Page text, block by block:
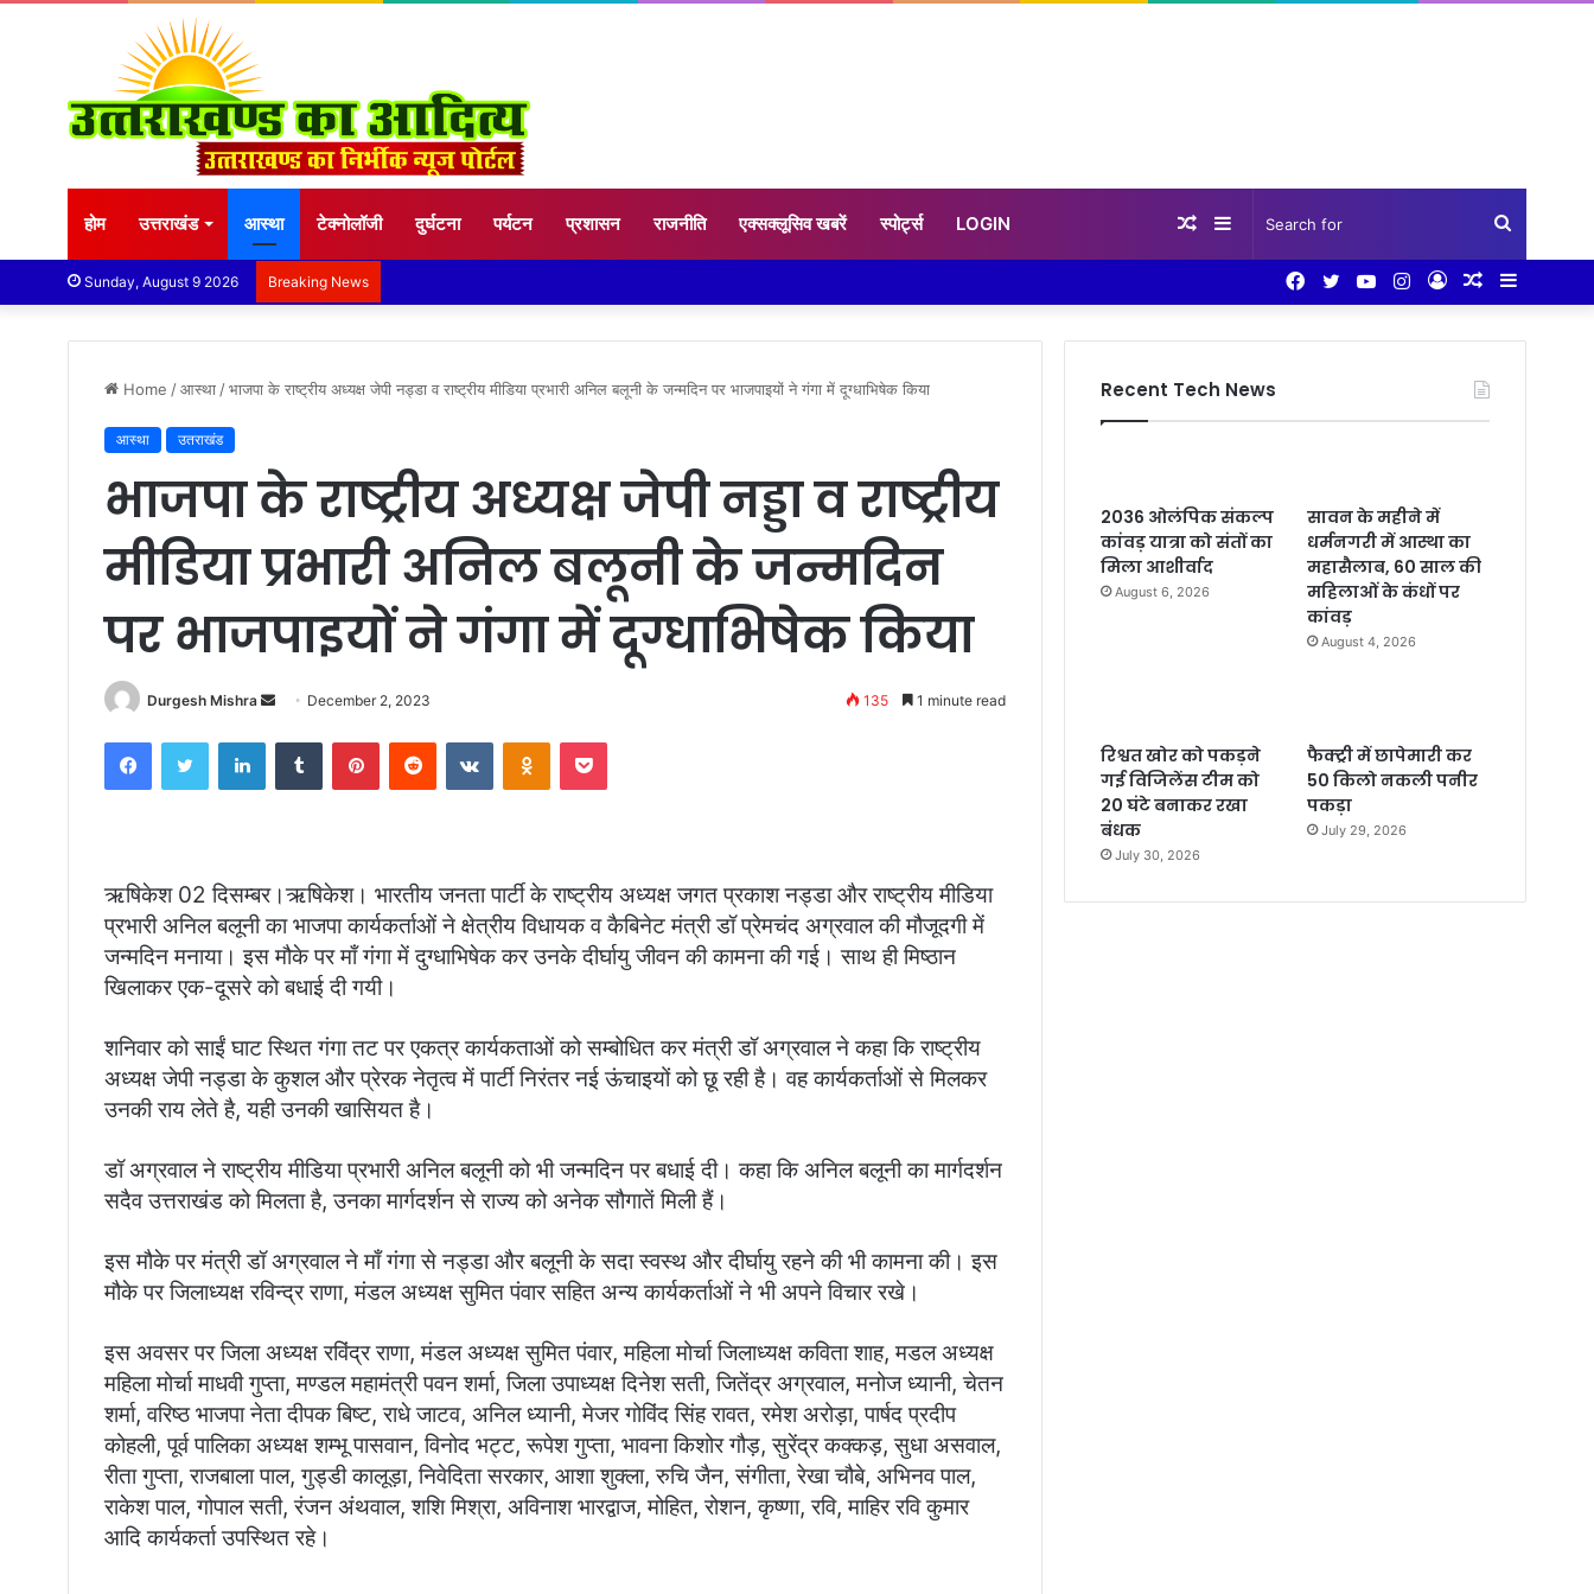
होम उत्तराखंड आस्था टेक्नोलॉजी दुर्घटना पर्यटन प्रशासन राजनीति एक्सक्लूसिव खबरें स्पोर्ट्स LOGIN Search
for
Sidebar
Random
Sunday, August 9 2026 Breaking News Sidebar
Random
Log
Instagram
YouTube
Twitter
Facebook
Home /आस्था /भाजपा के राष्ट्रीय अध्यक्ष जेपी नड्डा व राष्ट्रीय मीडिया प्रभारी अनिल बलूनी के जन्मदिन पर भाजपाइयों ने गंगा में दूग्धाभिषेक किया
आस्था उतराखंड
भाजपा के राष्ट्रीय अध्यक्ष जेपी नड्डा व राष्ट्रीय
मीडिया प्रभारी अनिल बलूनी के जन्मदिन
पर भाजपाइयों ने गंगा में दूग्धाभिषेक किया
Durgesh Mishra
Send
email
December 2, 2023 135 1 minute read
FacebookTwitter LinkedInTumblr PinterestReddit VKontakteOdnoklassniki
Pocket
ऋषिकेश 02 दिसम्बर।ऋषिकेश। भारतीय जनता पार्टी के राष्ट्रीय अध्यक्ष जगत प्रकाश नड्डा और राष्ट्रीय मीडिया
प्रभारी अनिल बलूनी का भाजपा कार्यकर्ताओं ने क्षेत्रीय विधायक व कैबिनेट मंत्री डॉ प्रेमचंद अग्रवाल की मौजूदगी में
जन्मदिन मनाया। इस मौके पर माँ गंगा में दुग्धाभिषेक कर उनके दीर्घायु जीवन की कामना की गई। साथ ही मिष्ठान
खिलाकर एक-दूसरे को बधाई दी गयी।
शनिवार को साईं घाट स्थित गंगा तट पर एकत्र कार्यकताओं को सम्बोधित कर मंत्री डॉ अग्रवाल ने कहा कि राष्ट्रीय
अध्यक्ष जेपी नड्डा के कुशल और प्रेरक नेतृत्व में पार्टी निरंतर नई ऊंचाइयों को छू रही है। वह कार्यकर्ताओं से मिलकर
उनकी राय लेते है, यही उनकी खासियत है।
डॉ अग्रवाल ने राष्ट्रीय मीडिया प्रभारी अनिल बलूनी को भी जन्मदिन पर बधाई दी। कहा कि अनिल बलूनी का मार्गदर्शन
सदैव उत्तराखंड को मिलता है, उनका मार्गदर्शन से राज्य को अनेक सौगातें मिली हैं।
इस मौके पर मंत्री डॉ अग्रवाल ने माँ गंगा से नड्डा और बलूनी के सदा स्वस्थ और दीर्घायु रहने की भी कामना की। इस
मौके पर जिलाध्यक्ष रविन्द्र राणा, मंडल अध्यक्ष सुमित पंवार सहित अन्य कार्यकर्ताओं ने भी अपने विचार रखे।
इस अवसर पर जिला अध्यक्ष रविंद्र राणा, मंडल अध्यक्ष सुमित पंवार, महिला मोर्चा जिलाध्यक्ष कविता शाह, मडल अध्यक्ष
महिला मोर्चा माधवी गुप्ता, मण्डल महामंत्री पवन शर्मा, जिला उपाध्यक्ष दिनेश सती, जितेंद्र अग्रवाल, मनोज ध्यानी, चेतन
शर्मा, वरिष्ठ भाजपा नेता दीपक बिष्ट, राधे जाटव, अनिल ध्यानी, मेजर गोविंद सिंह रावत, रमेश अरोड़ा, पार्षद प्रदीप
कोहली, पूर्व पालिका अध्यक्ष शम्भू पासवान, विनोद भट्ट, रूपेश गुप्ता, भावना किशोर गौड़, सुरेंद्र कक्कड़, सुधा असवाल,
रीता गुप्ता, राजबाला पाल, गुड्डी कालूड़ा, निवेदिता सरकार, आशा शुक्ला, रुचि जैन, संगीता, रेखा चौबे, अभिनव पाल,
राकेश पाल, गोपाल सती, रंजन अंथवाल, शशि मिश्रा, अविनाश भारद्वाज, मोहित, रोशन, कृष्णा, रवि, माहिर रवि कुमार
आदि कार्यकर्ता उपस्थित रहे।
Recent Tech News
2036 ओलंपिक संकल्प
कांवड़ यात्रा को संतों का
मिला आशीर्वाद
August 6, 2026
सावन के महीने में
धर्मनगरी में आस्था का
महासैलाब, 60 साल की
महिलाओं के कंधों पर
कांवड़
August 4, 2026
रिश्वत खोर को पकड़ने
गई विजिलेंस टीम को
20 घंटे बनाकर रखा
बंधक
July 30, 2026
फैक्ट्री में छापेमारी कर
50 किलो नकली पनीर
पकड़ा
July 29, 2026